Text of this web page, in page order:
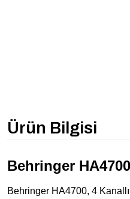
Ürün Bilgisi
Behringer
Behringer HA4700, 4